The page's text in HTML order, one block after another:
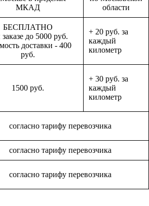
МКАД
области
БЕСПЛАТНО
до 5000 руб.
доставки - 400
руб.
+ 20 руб. за
каждый
километр
1500 руб.
+ 30 руб. за
каждый
километр
согласно тарифу перевозчика
согласно тарифу перевозчика
согласно тарифу перевозчика